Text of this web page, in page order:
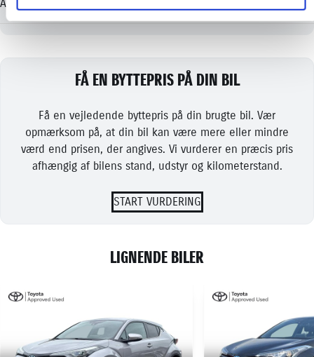
FÅ EN BYTTEPRIS PÅ DIN BIL
Få en vejledende byttepris på din brugte bil. Vær
opmærksom på, at din bil kan være mere eller mindre
værd end prisen, der angives. Vi vurderer en præcis pris
afhængig af bilens stand, udstyr og kilometerstand.
START VURDERING
LIGNENDE BILER